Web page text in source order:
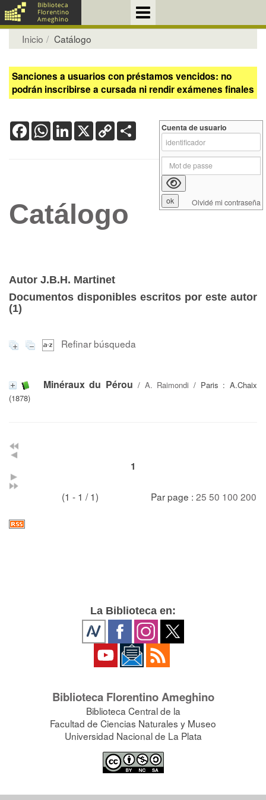
Inicio Catálogo
Sanciones a usuarios con préstamos vencidos: no
podrán inscribirse a cursada ni rendir exámenes finales
FacebookWhatsApp
LinkedIn
X Copy
Link
Catálogo
Autor J.B.H. Martinet
Documentos disponibles escritos por este autor
(1)
Refinar búsqueda
Minéraux du Pérou / A. Raimondi / Paris : A.Chaix
(1878)
1
(1 - 1 / 1) Par page : 25 50 100 200
Cuenta de usuario
Olvidé mi contraseña
La Biblioteca en:
Biblioteca Florentino Ameghino
Biblioteca Central de la
Facultad de Ciencias Naturales y Museo
Universidad Nacional de La Plata